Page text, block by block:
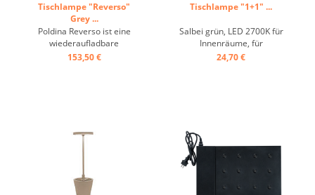
Tischlampe "Reverso"
Grey ...
Poldina Reverso ist eine
wiederaufladbare
batteriebetriebene
Stecker, ca. 9 h Betrieb, 9 h
153,50 €
Tischlampe "1+1" ...
Salbei grün, LED 2700K für
Innenräume, für
Innenräume, ohne
24,70 €